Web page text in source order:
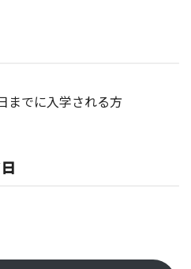
までに入学される方